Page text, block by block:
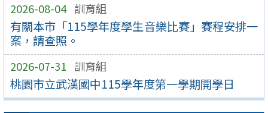
2026-08-04 訓育組
有關本市「115學年度學生音樂比賽」賽程安排一
案，請查照。
2026-07-31 訓育組
桃園市立武漢國中115學年度第一學期開學日